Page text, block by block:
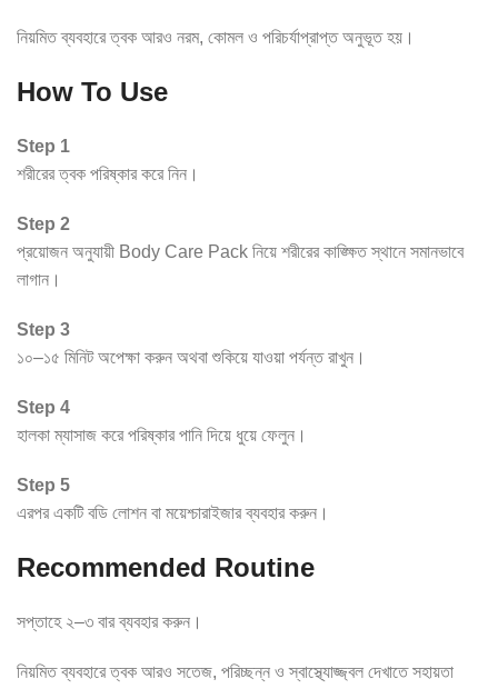
নিয়মিত ব্যবহারে ত্বক আরও নরম, কোমল ও পরিচর্যাপ্রাপ্ত অনুভূত হয়।
How To Use
Step 1
শরীরের ত্বক পরিষ্কার করে নিন।
Step 2
প্রয়োজন অনুযায়ী Body Care Pack নিয়ে শরীরের কাঙ্ক্ষিত স্থানে সমানভাবে
লাগান।
Step 3
১০–১৫ মিনিট অপেক্ষা করুন অথবা শুকিয়ে যাওয়া পর্যন্ত রাখুন।
Step 4
হালকা ম্যাসাজ করে পরিষ্কার পানি দিয়ে ধুয়ে ফেলুন।
Step 5
এরপর একটি বডি লোশন বা ময়েশ্চারাইজার ব্যবহার করুন।
Recommended Routine
সপ্তাহে ২–৩ বার ব্যবহার করুন।
নিয়মিত ব্যবহারে ত্বক আরও সতেজ, পরিচ্ছন্ন ও স্বাস্থ্যোজ্জ্বল দেখাতে সহায়তা